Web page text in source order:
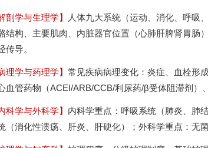
剖学与生理学】
人体九大系统（运动、消化、呼吸
结构、主要肌肉、内脏器官位置（心肺肝脾肾胃肠
传导。
理学与药理学】 常见疾病病理变化：炎症、血栓形
血管药物（ACEI/ARB/CCB/利尿药/β受体阻滞剂）
科学与外科学】 内科学重点：呼吸系统（肺炎、肺
（消化性溃疡、肝炎、肝硬化）；外科学重点：无